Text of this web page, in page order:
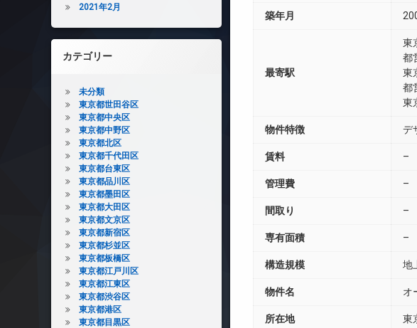
築年月
最寄駅
東
都
東
都
東
物件特徴 デ
賃料 –
管理費 –
間取り –
専有面積 –
構造規模 地
物件名 オ
所在地 東
2021年2月
カテゴリー
未分類
東京都世田谷区
東京都中央区
東京都中野区
東京都北区
東京都千代田区
東京都台東区
東京都品川区
東京都墨田区
東京都大田区
東京都文京区
東京都新宿区
東京都杉並区
東京都板橋区
東京都江戸川区
東京都江東区
東京都渋谷区
東京都港区
東京都目黒区